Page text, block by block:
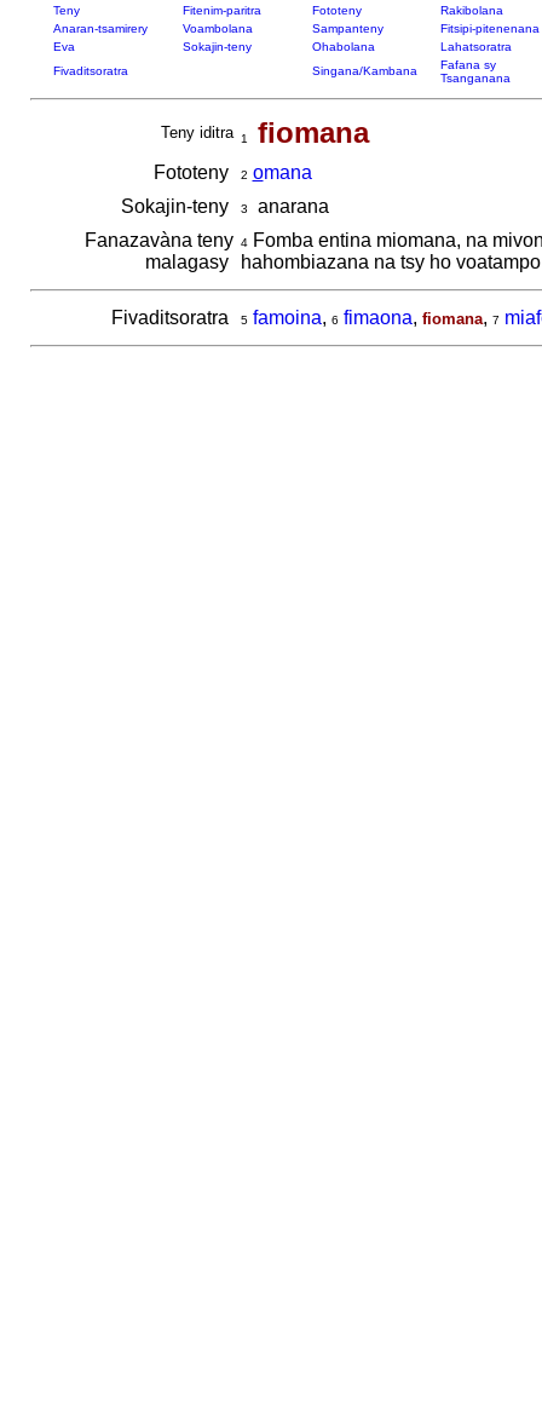
Teny Fitenim-paritra Fototeny
Rakibolana
Anaran-tsamirery
Voambolana Sampanteny
Fitsipi-pitenenana
Eva
Sokajin-teny Ohabolana
Lahatsoratra
Fivaditsoratra
Singana/Kambana
Fafana sy
Tsanganana
Teny iditra 1 fiomana
Fototeny 2 omana
Sokajin-teny
3
anarana
Fanazavàna teny
malagasy
4Fomba entina miomana, na
hahombiazana na tsy ho
Fivaditsoratra 5 famoina, 6 fimaona, fiomana, 7